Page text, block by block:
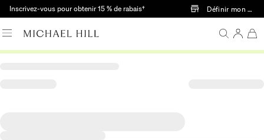
Passer au contenu principal
Inscrivez-vous pour obtenir 15 % de rabais† Définir mon